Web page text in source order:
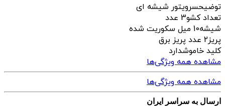
توضیحسرویتور شیشه ای
تعداد کشو3 عدد
شیشه10 میل سکوریت شده
پریز2 عدد پریز برق
کلید خاموشدارد
مشاهده همه ویژگی‌ها
مشاهده همه ویژگی‌ها
ارسال به سراسر ایران